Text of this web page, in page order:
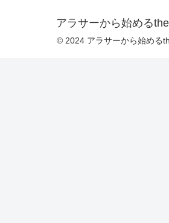
アラサーから始める
© 2024 アラサーから始める